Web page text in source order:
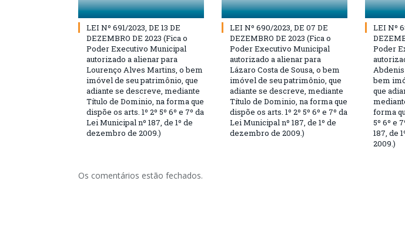
LEI Nº 691/2023, DE 13 DE
DEZEMBRO DE 2023 (Fica o
Poder Executivo Municipal
autorizado a alienar para
Lourenço Alves Martins, o bem
imóvel de seu patrimônio, que
adiante se descreve, mediante
Título de Dominio, na forma que
dispõe os arts. 1º 2º 5º 6º e 7º da
Lei Municipal nº 187, de 1º de
dezembro de 2009.)
LEI Nº 690/2023, DE 07 DE
DEZEMBRO DE 2023 (Fica o
Poder Executivo Municipal
autorizado a alienar para
Lázaro Costa de Sousa, o bem
imóvel de seu patrimônio, que
adiante se descreve, mediante
Título de Dominio, na forma que
dispõe os arts. 1º 2º 5º 6º e 7º da
Lei Municipal nº 187, de 1º de
dezembro de 2009.)
LEI Nº
Poder
bem
que
forma
5º 6º e
187, de
2009.)
Os comentários estão fechados.